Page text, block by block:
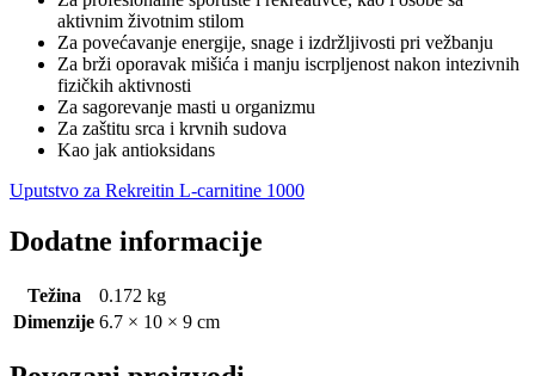
aktivnim životnim stilom
Za povećavanje energije, snage i izdržljivosti pri vežbanju
Za brži oporavak mišića i manju iscrpljenost nakon intezivnih
fizičkih aktivnosti
Za sagorevanje masti u organizmu
Za zaštitu srca i krvnih sudova
Kao jak antioksidans
Uputstvo za Rekreitin L-carnitine 1000
Dodatne informacije
Težina
0.172 kg
Dimenzije 6.7 × 10 × 9 cm